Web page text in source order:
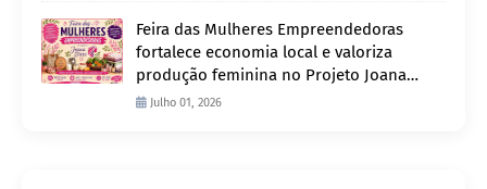
Feira das Mulheres Empreendedoras
fortalece economia local e valoriza
produção feminina no Projeto Joana
D’Arc
Julho 01, 2026